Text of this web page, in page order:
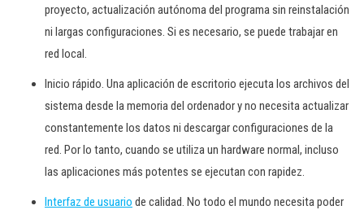
proyecto, actualización autónoma del programa sin reinstalación
ni largas configuraciones. Si es necesario, se puede trabajar en
red local.
Inicio rápido. Una aplicación de escritorio ejecuta los archivos del
sistema desde la memoria del ordenador y no necesita actualizar
constantemente los datos ni descargar configuraciones de la
red. Por lo tanto, cuando se utiliza un hardware normal, incluso
las aplicaciones más potentes se ejecutan con rapidez.
Interfaz de usuario de calidad. No todo el mundo necesita poder